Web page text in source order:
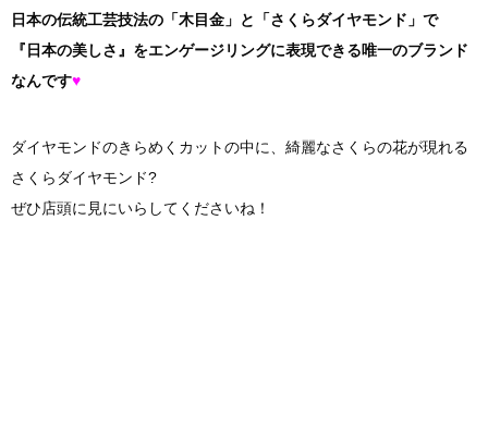
日本の伝統工芸技法の「木目金」と「さくらダイヤモンド」で
『日本の美しさ』をエンゲージリングに表現できる唯一のブランド
なんです♥︎
ダイヤモンドのきらめくカットの中に、綺麗なさくらの花が現れる
さくらダイヤモンド?
ぜひ店頭に見にいらしてくださいね！